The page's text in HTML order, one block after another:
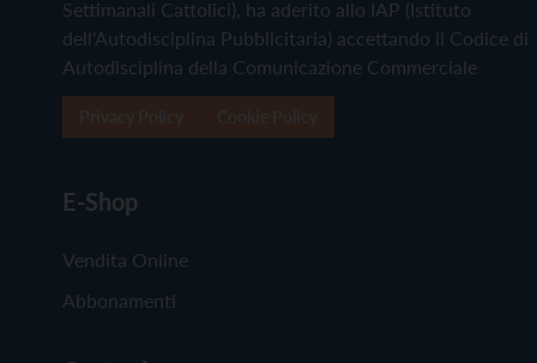
Settimanali Cattolici), ha aderito allo IAP (Istituto
dell'Autodisciplina Pubblicitaria) accettando il Codice di
Autodisciplina della Comunicazione Commerciale
E-Shop
Vendita Online
Abbonamenti